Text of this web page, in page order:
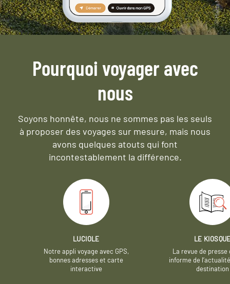
Pourquoi voyager avec
nous
Soyons honnête, nous ne sommes pas les seuls
à proposer des voyages sur mesure, mais nous
avons quelques atouts qui font
incontestablement la différence.
LUCIOLE
Notre appli voyage avec GPS,
bonnes adresses et carte
interactive
LE
La revue de presse
informe de
destination